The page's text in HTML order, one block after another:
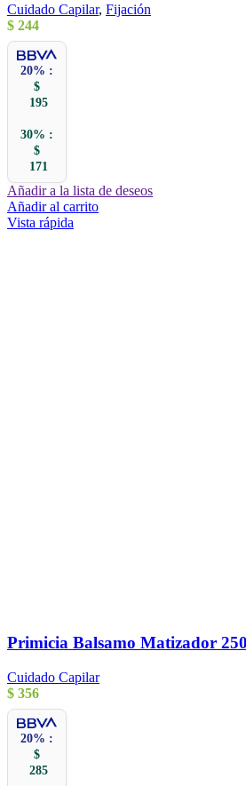
Cuidado Capilar, Fijación
$ 244
20% :
$
195
30% :
$
171
Añadir a la lista de deseos
Añadir al carrito
Vista rápida
Primicia Balsamo Matizador
Cuidado Capilar
$ 356
20% :
$
285